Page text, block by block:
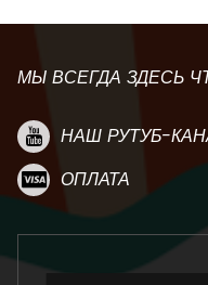
МЫ ВСЕГДА ЗДЕСЬ
НАШ РУТУБ-
ОПЛАТА